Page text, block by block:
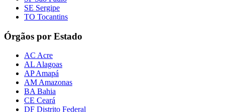
SE Sergipe
TO Tocantins
Órgãos por Estado
AC Acre
AL Alagoas
AP Amapá
AM Amazonas
BA Bahia
CE Ceará
DF Distrito Federal